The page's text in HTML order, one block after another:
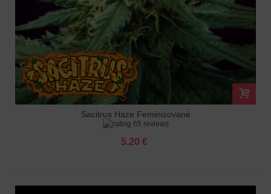
Sacitrus Haze Feminizované
65 reviews
5.20 €